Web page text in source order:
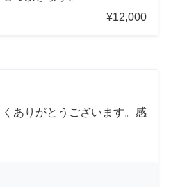
¥12,000
ありがとうございます。感